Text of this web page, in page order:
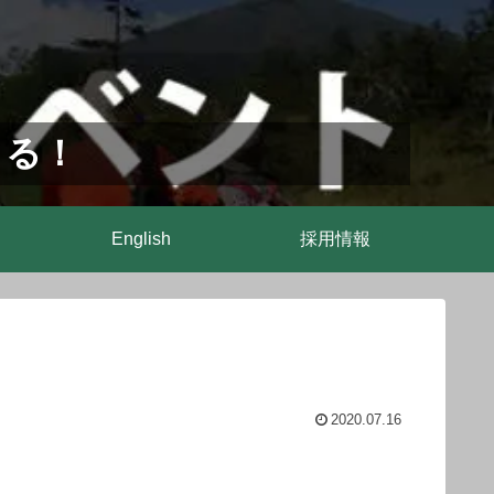
！
English 採用情報
2020.07.16